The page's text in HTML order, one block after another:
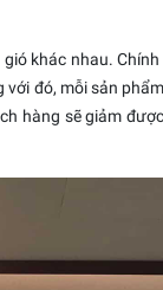
khác nhau.
với đó, mỗi sản phẩm
hàng sẽ giảm